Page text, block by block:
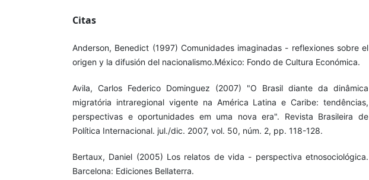
Citas
Anderson, Benedict (1997) Comunidades imaginadas - reflexiones sobre el
origen y la difusión del nacionalismo.México: Fondo de Cultura Económica.
Avila, Carlos Federico Dominguez (2007) "O Brasil diante da dinâmica
migratória intraregional vigente na América Latina e Caribe: tendências,
perspectivas e oportunidades em uma nova era". Revista Brasileira de
Política Internacional. jul./dic. 2007, vol. 50, núm. 2, pp. 118-128.
Bertaux, Daniel (2005) Los relatos de vida - perspectiva etnosociológica.
Barcelona: Ediciones Bellaterra.